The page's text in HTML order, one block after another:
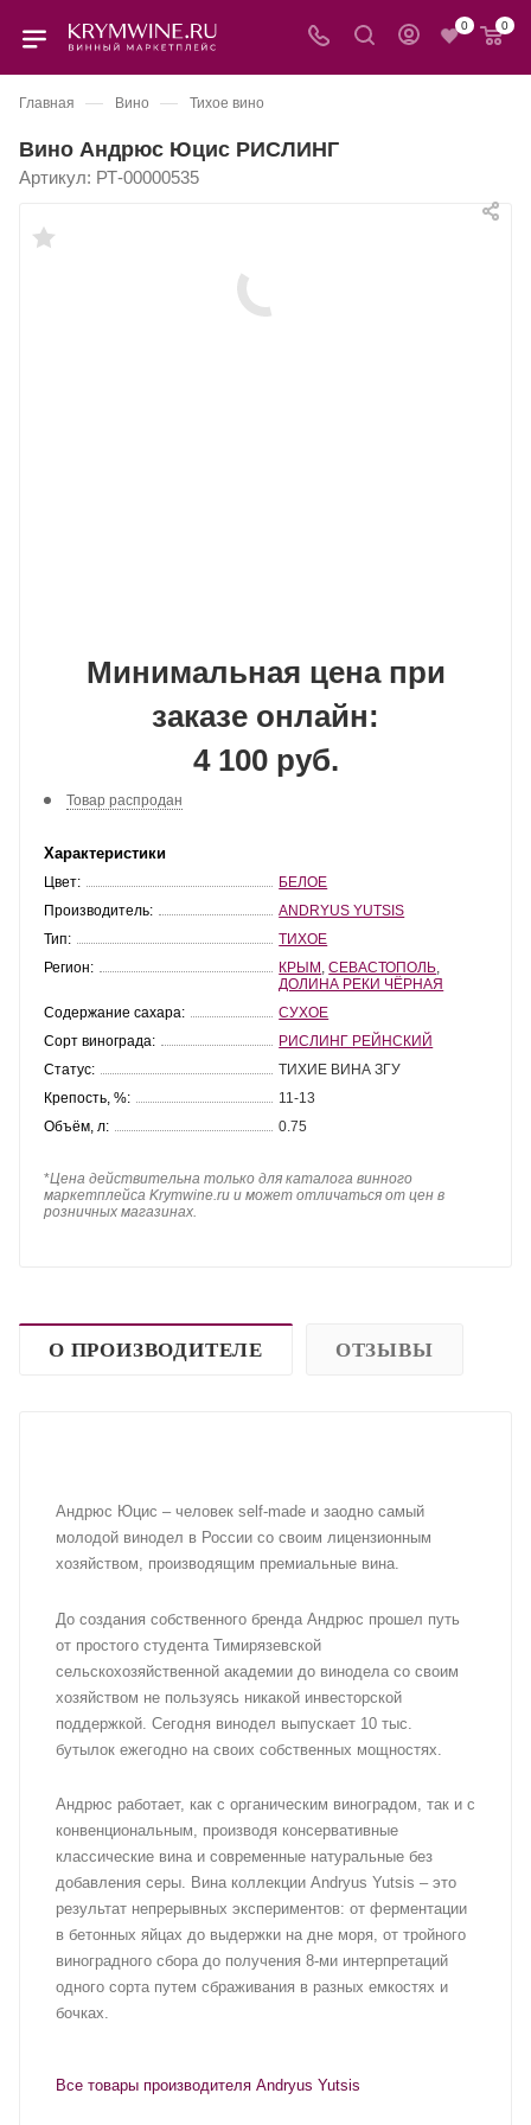
0 0
Главная — Вино — Тихое вино
Вино Андрюс Юцис РИСЛИНГ
Артикул: РТ-00000535
Минимальная цена при
заказе онлайн:
4 100 руб.
Товар распродан
Характеристики
Цвет:
БЕЛОЕ
Производитель:
ANDRYUS YUTSIS
Тип:
ТИХОЕ
Регион:
КРЫМ ,СЕВАСТОПОЛЬ
ДОЛИНА РЕКИ ЧЁРНАЯ
Содержание сахара:
СУХОЕ
Сорт винограда:
РИСЛИНГ РЕЙНСКИЙ
Статус:
ТИХИЕ ВИНА ЗГУ
Крепость, %:
11-13
Объём, л:
0.75
*Цена действительна только для каталога винного
маркетплейса Krymwine.ru и может отличаться от цен в
розничных магазинах.
О ПРОИЗВОДИТЕЛЕ ОТЗЫВЫ
Андрюс Юцис – человек self-made и заодно самый
молодой винодел в России со своим лицензионным
хозяйством, производящим премиальные вина.
До создания собственного бренда Андрюс прошел путь
от простого студента Тимирязевской
сельскохозяйственной академии до винодела со своим
хозяйством не пользуясь никакой инвесторской
поддержкой. Сегодня винодел выпускает 10 тыс.
бутылок ежегодно на своих собственных мощностях.
Андрюс работает, как с органическим виноградом, так и с
конвенциональным, производя консервативные
классические вина и современные натуральные без
добавления серы. Вина коллекции Andryus Yutsis – это
результат непрерывных экспериментов: от ферментации
в бетонных яйцах до выдержки на дне моря, от тройного
виноградного сбора до получения 8-ми интерпретаций
одного сорта путем сбраживания в разных емкостях и
бочках.
Все товары производителя Andryus Yutsis